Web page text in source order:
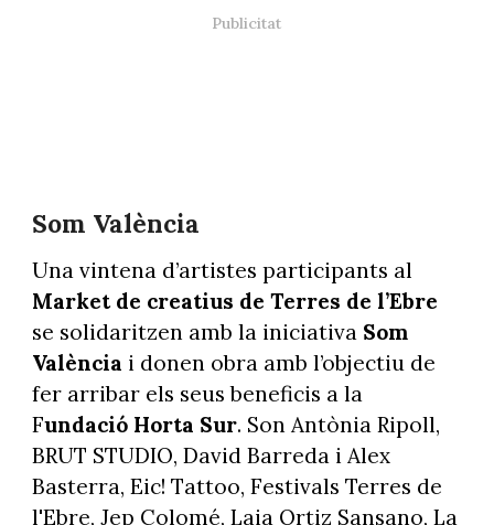
Som València
Una vintena d’artistes participants al
Market de creatius de Terres de l’Ebre
se solidaritzen amb la iniciativa Som
València i donen obra amb l’objectiu de
fer arribar els seus beneficis a la
Fundació Horta Sur. Son Antònia Ripoll,
BRUT STUDIO, David Barreda i Alex
Basterra, Eic! Tattoo, Festivals Terres de
l'Ebre, Jep Colomé, Laia Ortiz Sansano, La